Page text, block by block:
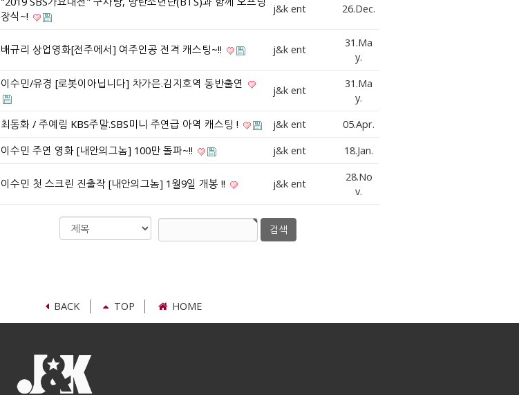
장식~!
j&k ent 26.Dec.
배규리 상업영화[전주에서] 여주인공 전격 캐스팅~!! j&k ent
31.Ma
y.
이수민/유경 [로봇이아닙니다] 차가은.김지호역 동반출연
j&k ent
31.Ma
y.
최동화 / 주예림 KBS주말.SBS미니 주연급 아역 캐스팅 ! j&k ent
05.Apr.
이수민 주연 영화 [내안의그놈] 100만 돌파~!! j&k ent 18.Jan.
이수민 첫 스크린 진출작 [내안의그놈] 1월9일 개봉 !! j&k ent
28.No
v.
검
색
검
BACK TOP HOME